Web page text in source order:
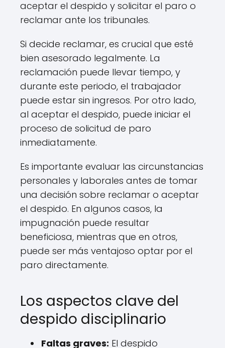
aceptar el despido y solicitar el paro o
reclamar ante los tribunales.
Si decide reclamar, es crucial que esté
bien asesorado legalmente. La
reclamación puede llevar tiempo, y
durante este periodo, el trabajador
puede estar sin ingresos. Por otro lado,
al aceptar el despido, puede iniciar el
proceso de solicitud de paro
inmediatamente.
Es importante evaluar las circunstancias
personales y laborales antes de tomar
una decisión sobre reclamar o aceptar
el despido. En algunos casos, la
impugnación puede resultar
beneficiosa, mientras que en otros,
puede ser más ventajoso optar por el
paro directamente.
Los aspectos clave del
despido disciplinario
Faltas graves: El despido